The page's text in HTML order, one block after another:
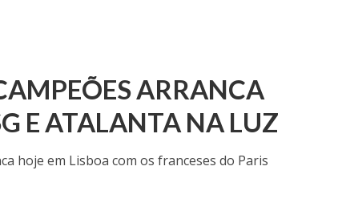
ARRANCA
E ATALANTA NA LUZ
hoje em Lisboa com os franceses do Paris